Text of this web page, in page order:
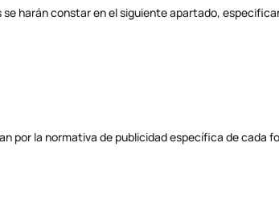
harán constar en el siguiente apartado,
por la normativa de publicidad específica de cada